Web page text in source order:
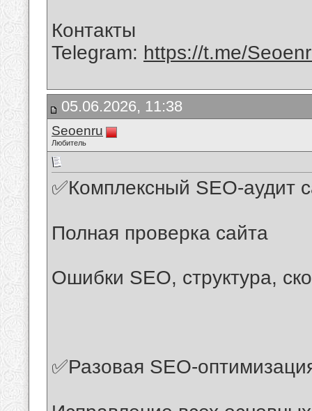
Контакты
Telegram: https://t.me/
05.06.2026, 11:38
Seoenru
Любитель
✅Комплексный SEO-аудит
Полная проверка сайта
Ошибки SEO, структура,
✅Разовая SEO-